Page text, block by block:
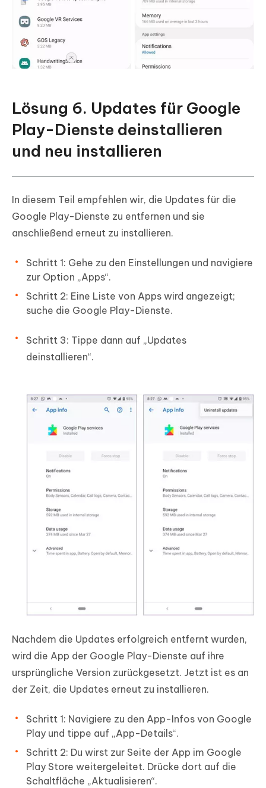
Lösung 6. Updates für Google
Play-Dienste deinstallieren
und neu installieren
In diesem Teil empfehlen wir, die Updates für die
Google Play-Dienste zu entfernen und sie
anschließend erneut zu installieren.
Schritt 1: Gehe zu den Einstellungen und navigiere
zur Option „Apps“.
Schritt 2: Eine Liste von Apps wird angezeigt;
suche die Google Play-Dienste.
Schritt 3: Tippe dann auf „Updates
deinstallieren“.
Nachdem die Updates erfolgreich entfernt wurden,
wird die App der Google Play-Dienste auf ihre
ursprüngliche Version zurückgesetzt. Jetzt ist es an
der Zeit, die Updates erneut zu installieren.
Schritt 1: Navigiere zu den App-Infos von Google
Play und tippe auf „App-Details“.
Schritt 2: Du wirst zur Seite der App im Google
Play Store weitergeleitet. Drücke dort auf die
Schaltfläche „Aktualisieren“.